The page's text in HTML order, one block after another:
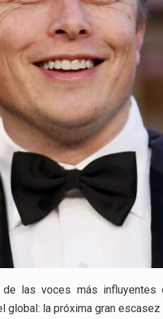
EL
AVANCE
las voces más
global: la próxima gran